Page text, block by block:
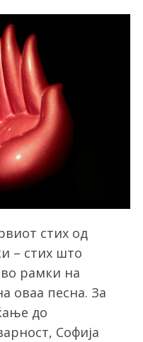
стих од
– стих што
рамки на
оваа песна. За
до
Софија